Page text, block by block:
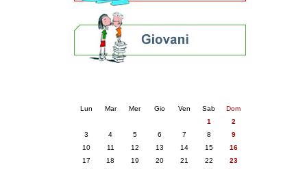
Lun Mar Mer Gio Ven Sab
Dom
1
2
3
4 5 6 7 8
9
10
11 12 13 14 15
16
17
18 19 20 21 22
23